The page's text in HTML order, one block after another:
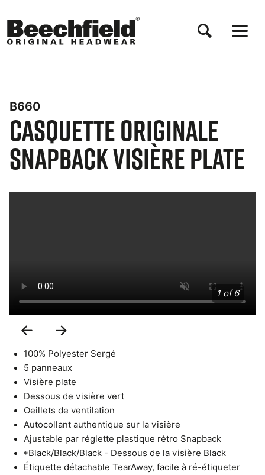
au
contenu
B660
Casquette Originale
Snapback Visière Plate
1 of 6
Previous
Slide Slide
100% Polyester Sergé
5 panneaux
Visière plate
Dessous de visière vert
Oeillets de ventilation
Autocollant authentique sur la visière
Ajustable par réglette plastique rétro Snapback
*Black/Black/Black - Dessous de la visière Black
Étiquette détachable TearAway, facile à ré-étiqueter